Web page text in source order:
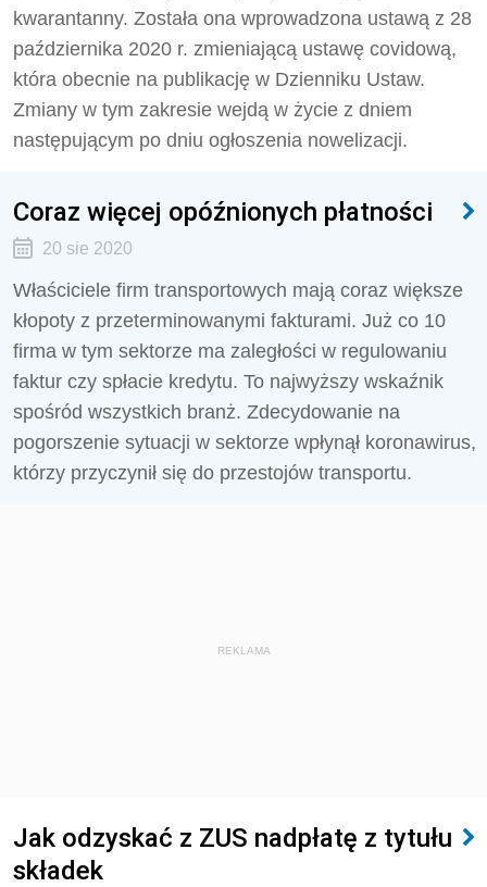
kwarantanny. Została ona wprowadzona ustawą z 28
października 2020 r. zmieniającą ustawę covidową,
która obecnie na publikację w Dzienniku Ustaw.
Zmiany w tym zakresie wejdą w życie z dniem
następującym po dniu ogłoszenia nowelizacji.
Coraz więcej opóźnionych płatności
20 sie 2020
Właściciele firm transportowych mają coraz większe
kłopoty z przeterminowanymi fakturami. Już co 10
firma w tym sektorze ma zaległości w regulowaniu
faktur czy spłacie kredytu. To najwyższy wskaźnik
spośród wszystkich branż. Zdecydowanie na
pogorszenie sytuacji w sektorze wpłynął koronawirus,
którzy przyczynił się do przestojów transportu.
REKLAMA
Jak odzyskać z ZUS nadpłatę z tytułu
składek